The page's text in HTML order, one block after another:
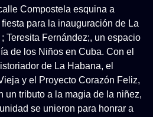
Compostela esquina a
para la inauguración de La
Teresita Fernández;, un espacio
de los Niños en Cuba. Con el
de La Habana, el
y el Proyecto Corazón Feliz,
un tributo a la magia de la niñez,
se unieron para honrar a